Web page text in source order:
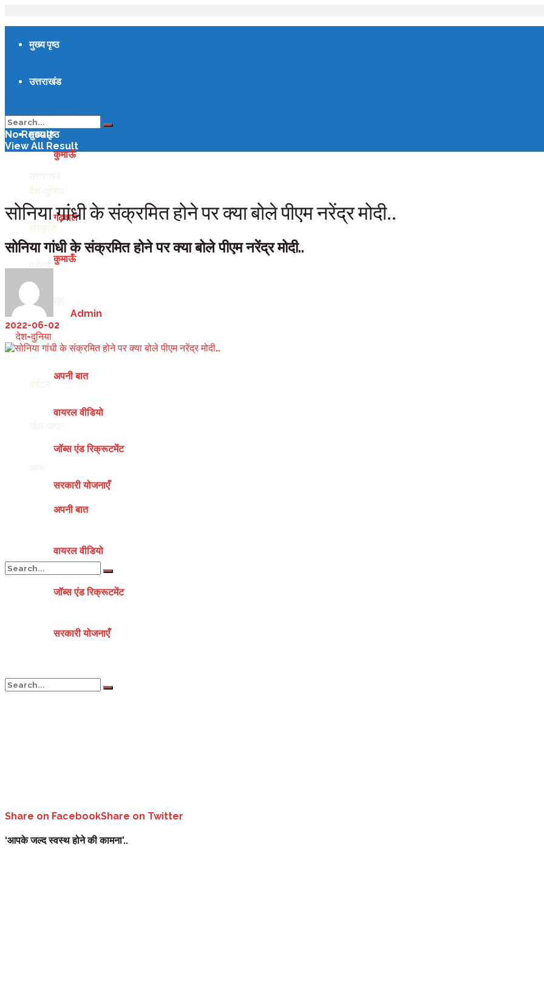
मुख्य पृष्ठ
उत्तराखंड
गढ़वाल
कुमाऊँ
पर्यटन
खेल-जगत
अन्य
अपनी बात
वायरल वीडियो
जॉब्स एंड रिक्रूटमेंट
सरकारी योजनाएँ
View All Result
मुख्य पृष्ठ
गढ़वाल
कुमाऊँ
देश-दुनिया
संस्कृति
अपनी बात
वायरल वीडियो
जॉब्स एंड रिक्रूटमेंट
सरकारी योजनाएँ
No Result
View All Result
सोनिया गांधी के संक्रमित होने पर क्या बोले पीएम नरेंद्र मोदी..
सोनिया गांधी के संक्रमित होने पर क्या बोले पीएम नरेंद्र मोदी..
Admin
2022-06-02
देश-दुनिया
Share on FacebookShare on Twitter
‘आपके जल्द स्वस्थ होने की कामना’..